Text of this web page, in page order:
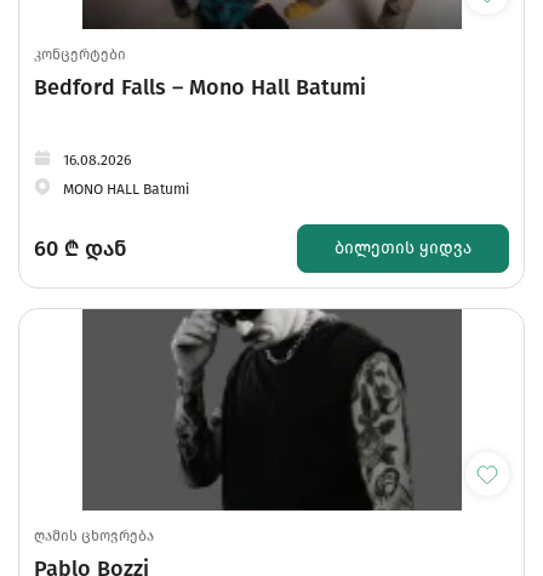
კონცერტები
Bedford Falls – Mono Hall Batumi
16.08.2026
MONO HALL Batumi
60 ₾ დან ᲑᲘᲚᲔᲗᲘᲡ ᲧᲘᲓᲕᲐ
ღამის ცხოვრება
Pablo Bozzi